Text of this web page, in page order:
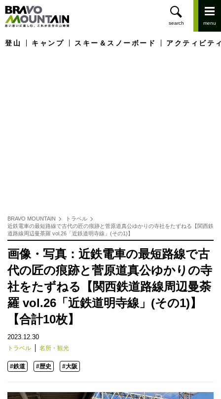
登山 キャンプ スキー＆スノーボード アクティビテ
BRAVO MOUNTAIN
トラベル
近鉄電車の最短路線で古代の匠の痕跡と菅原道真公ゆかりの寺社をたずねる【関西鉄
道路線周辺曼荼羅 vol.26「近鉄道明寺線」(その1)】
画像・写真：近鉄電車の最短路線で古
代の匠の痕跡と菅原道真公ゆかりの寺
社をたずねる【関西鉄道路線周辺曼荼
羅 vol.26「近鉄道明寺線」(その1)】
【合計10枚】
2023.12.30
トラベル 名所・観光
#鉄道 #歴史 #大阪